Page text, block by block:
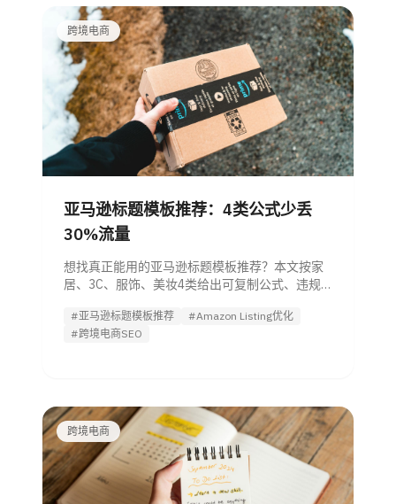
跨境电商
亚马逊标题模板推荐：4类公式少丢
30%流量
想找真正能用的亚马逊标题模板推荐？本文按家
居、3C、服饰、美妆4类给出可复制公式、违规
少标题低效带来的流量损失。
#亚马逊标题模板推荐
#Amazon Listing优化
#跨境电商SEO
跨境电商